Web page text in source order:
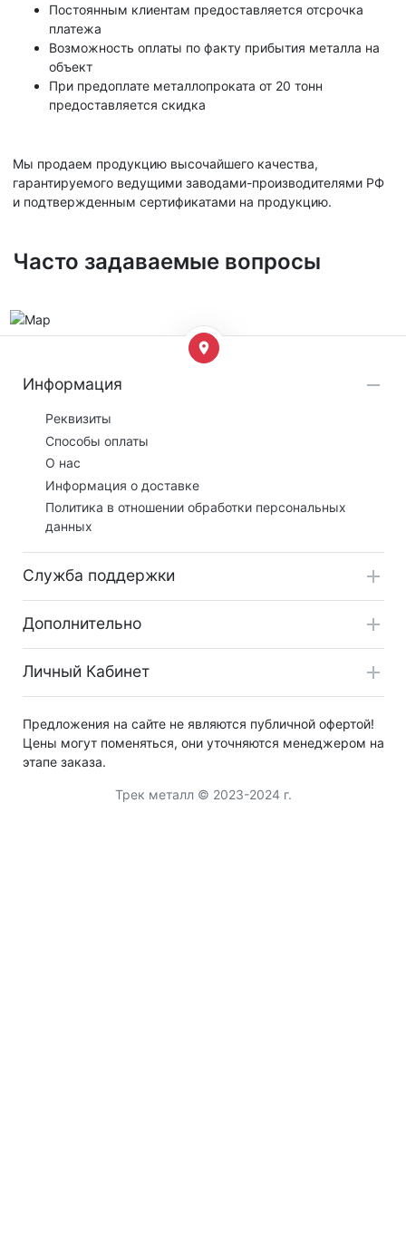
Постоянным клиентам предоставляется отсрочка
платежа
Возможность оплаты по факту прибытия металла на
объект
При предоплате металлопроката от 20 тонн
предоставляется скидка
Мы продаем продукцию высочайшего качества,
гарантируемого ведущими заводами-производителями РФ
и подтвержденным сертификатами на продукцию.
Часто задаваемые вопросы
Информация
Реквизиты
Способы оплаты
О нас
Информация о доставке
Политика в отношении обработки персональных
данных
Служба поддержки
Дополнительно
Личный Кабинет
Предложения на сайте не являются публичной офертой!
Цены могут поменяться, они уточняются менеджером на
этапе заказа.
Трек металл © 2023-2024 г.